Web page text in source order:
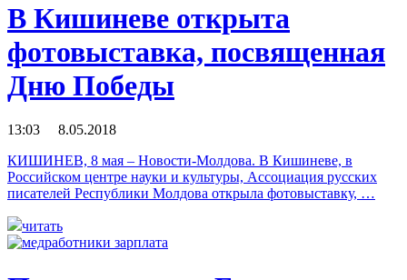
В Кишиневе открыта
фотовыставка, посвященная
Дню Победы
13:03 8.05.2018
КИШИНЕВ, 8 мая – Новости-Молдова. В Кишиневе, в
Российском центре науки и культуры, Ассоциация русских
писателей Республики Молдова открыла фотовыставку, …
читать